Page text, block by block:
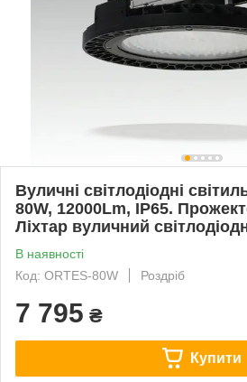
Вуличні світлодіодні
80W, 12000Lm, IP65.
Ліхтар вуличний
В наявності
Код: ORTES-80W
Роздріб
7 795 ₴
Купити